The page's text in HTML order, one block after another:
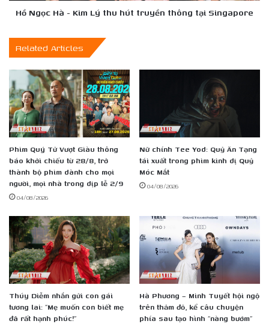
giá
2027
thông
Singapore
Hồ Ngọc Hà - Kim Lý thu hút truyền thông tại Singapore
Related Articles
Phim Quý Tử Vượt Giàu thông
báo khởi chiếu từ 28/8, trở
thành bộ phim dành cho mọi
người, mọi nhà trong dịp lễ 2/9
04/08/2026
Nữ chính Tee Yod: Quỷ Ăn Tạng
tái xuất trong phim kinh dị Quỷ
Móc Mắt
04/08/2026
Thúy Diễm nhắn gửi con gái
tương lai: “Mẹ muốn con biết mẹ
đã rất hạnh phúc!”
Hà Phương – Minh Tuyết hội ngộ
trên thảm đỏ, kể câu chuyện
phía sau tạo hình “nàng bướm”